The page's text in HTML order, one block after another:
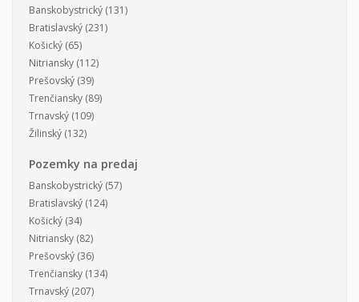
Banskobystrický (131)
Bratislavský (231)
Košický (65)
Nitriansky (112)
Prešovský (39)
Trenčiansky (89)
Trnavský (109)
Žilinský (132)
Pozemky na predaj
Banskobystrický (57)
Bratislavský (124)
Košický (34)
Nitriansky (82)
Prešovský (36)
Trenčiansky (134)
Trnavský (207)